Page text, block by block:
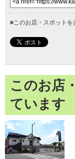
■ このお店・スポットを
このお店
ています